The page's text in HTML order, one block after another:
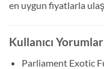
en uygun fiyatlarla
Kullanıcı
Parliament Exotic